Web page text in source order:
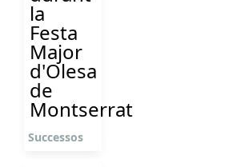
la
Festa
Major
d'Olesa
de
Montserrat
Successos